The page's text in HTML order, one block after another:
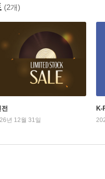
(2개)
년 12월 31일
K-